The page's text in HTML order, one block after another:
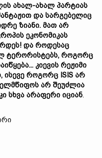
ახალ-ახალ პარტიას
და სარგებელიც
ზიანი. მათ არ
ეკონომიკას
დეს! და როდესაც
ტერორისტებს, როგორც
იწყება... კიევის რეჟიმი
ისევე როგორც ISIS არ
არ შეუძლია
სხვა არაფერი იციან.